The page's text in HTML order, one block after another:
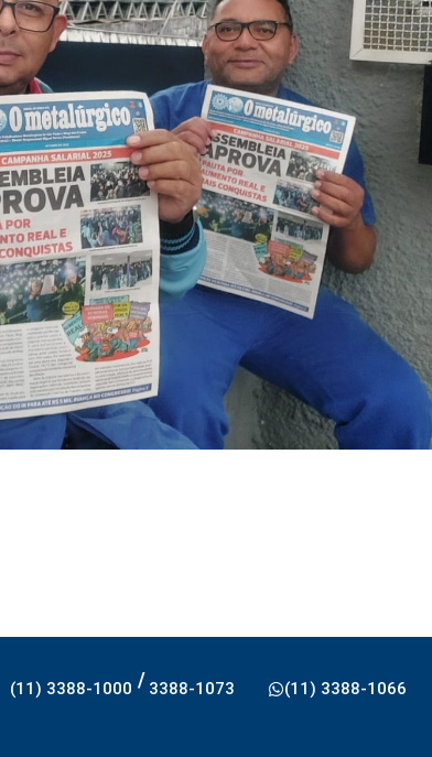
(11) 3388-1000 / 3388-1073 (11) 3388-1066